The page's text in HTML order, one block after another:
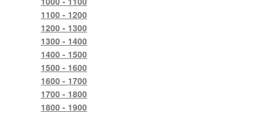
1100 - 1200
1200 - 1300
1300 - 1400
1400 - 1500
1500 - 1600
1600 - 1700
1700 - 1800
1800 - 1900